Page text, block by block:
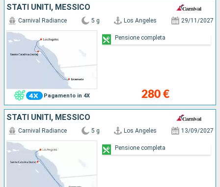
STATI UNITI, MESSICO
Pagamento in 4X
Carnival Radiance 5 g Los Angeles 29/11/2027
280 €
Pensione completa
STATI UNITI, MESSICO
Carnival Radiance 5 g Los Angeles 13/09/2027
Pensione completa